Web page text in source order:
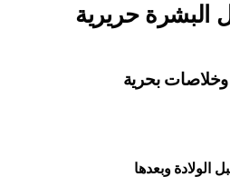
البشرة حريرية
بحرية
الولادة وبعدها